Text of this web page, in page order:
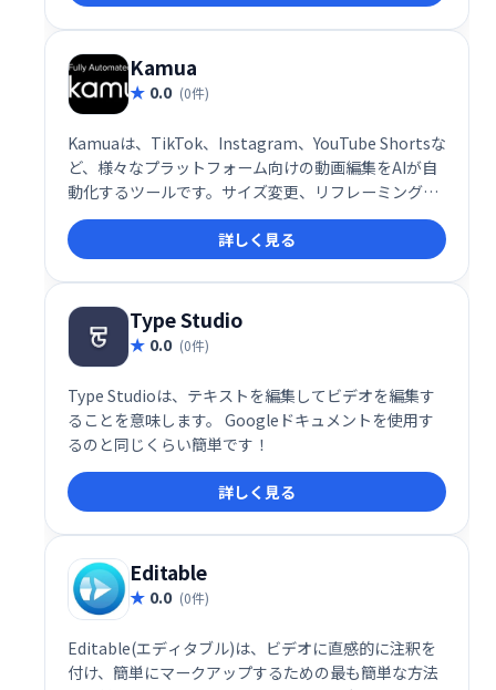
Kamua
0.0 (0件)
Kamuaは、TikTok、Instagram、YouTube Shortsな
ど、様々なプラットフォーム向けの動画編集をAIが自
動化するツールです。サイズ変更、リフレーミング、
カット、キャプション作成まで、ワンストップで効率
的な動画編集を実現します。複数のプラットフォーム
に対応し、手軽に最適化された動画を作成できます。
詳しく見る
Type Studio
0.0 (0件)
Type Studioは、テキストを編集してビデオを編集す
ることを意味します。 Googleドキュメントを使用す
るのと同じくらい簡単です！
詳しく見る
Editable
0.0 (0件)
Editable(エディタブル)は、ビデオに直感的に注釈を
付け、簡単にマークアップするための最も簡単な方法